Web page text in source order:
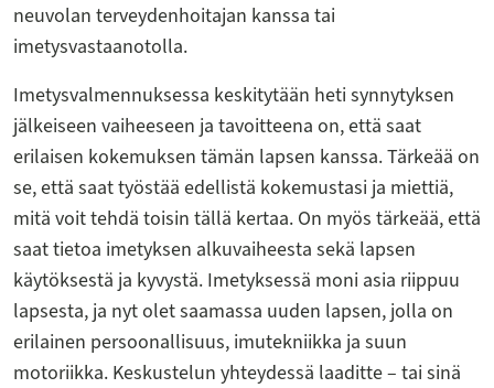
neuvolan terveydenhoitajan kanssa tai
imetysvastaanotolla.
Imetysvalmennuksessa keskitytään heti synnytyksen
jälkeiseen vaiheeseen ja tavoitteena on, että saat
erilaisen kokemuksen tämän lapsen kanssa. Tärkeää on
se, että saat työstää edellistä kokemustasi ja miettiä,
mitä voit tehdä toisin tällä kertaa. On myös tärkeää, että
saat tietoa imetyksen alkuvaiheesta sekä lapsen
käytöksestä ja kyvystä. Imetyksessä moni asia riippuu
lapsesta, ja nyt olet saamassa uuden lapsen, jolla on
erilainen persoonallisuus, imutekniikka ja suun
motoriikka. Keskustelun yhteydessä laaditte – tai sinä